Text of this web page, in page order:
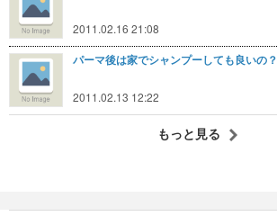
2011.02.16 21:08
パーマ後は家でシャンプーしても良いの？
2011.02.13 12:22
もっと見る